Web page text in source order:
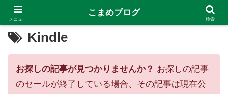
Kindle
お探しの記事が見つかりませんか？ お探しの記事
のセールが終了している場合、その記事は現在公
メニュー
こまめブログ
検索